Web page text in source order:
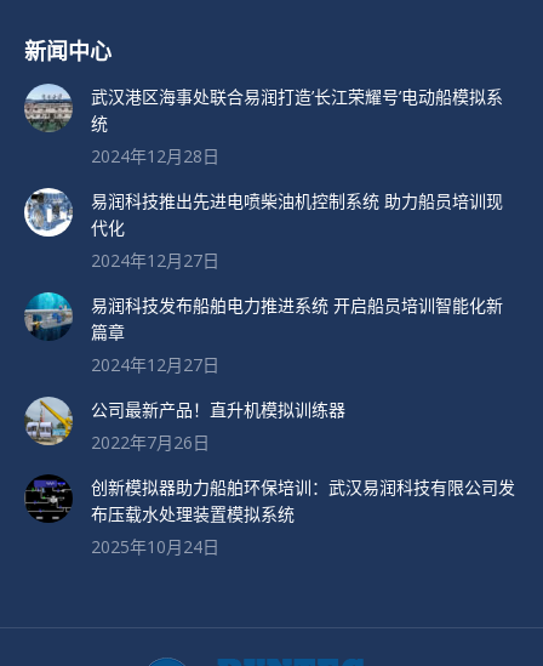
新闻中心
武汉港区海事处联合易润打造’长江荣耀号’电动船模拟系
统
2024年12月28日
易润科技推出先进电喷柴油机控制系统 助力船员培训现
代化
2024年12月27日
易润科技发布船舶电力推进系统 开启船员培训智能化新
篇章
2024年12月27日
公司最新产品！直升机模拟训练器
2022年7月26日
创新模拟器助力船舶环保培训：武汉易润科技有限公司发
布压载水处理装置模拟系统
2025年10月24日